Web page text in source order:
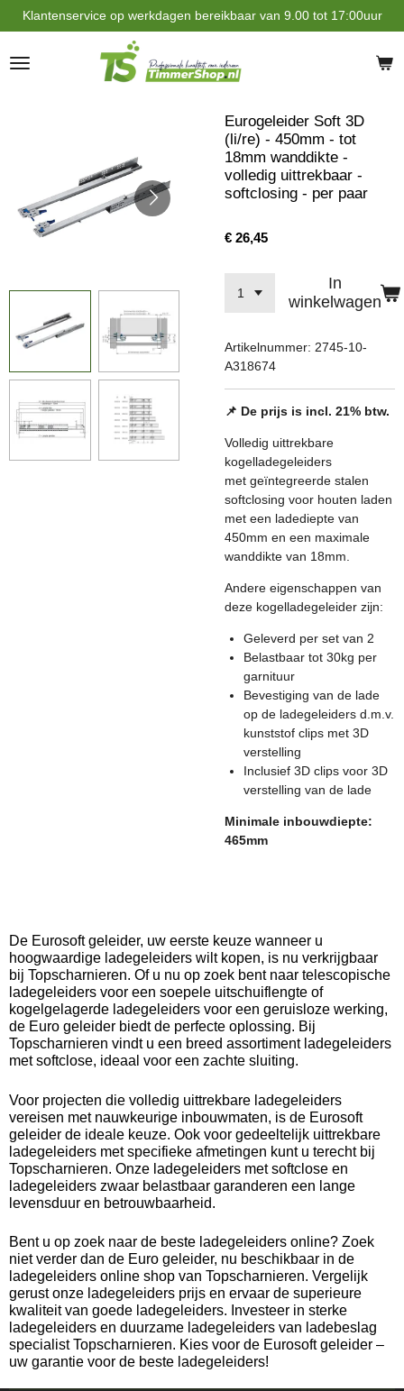
Ga
direct
naar
de
Klantenservice op werkdagen bereikbaar van 9.00 tot 17:00uur
Eurogeleider Soft 3D
(li/re) - 450mm - tot
18mm wanddikte -
volledig uittrekbaar -
softclosing - per paar
€ 26,45
In
winkelwagen
Artikelnummer: 2745-10-
A318674
📌 De prijs is incl. 21% btw.
Volledig uittrekbare
kogelladegeleiders
met geïntegreerde stalen
softclosing voor houten laden
met een ladediepte van
450mm en een maximale
wanddikte van 18mm.
Andere eigenschappen van
deze kogelladegeleider zijn:
Geleverd per set van 2
Belastbaar tot 30kg per
garnituur
Bevestiging van de lade
op de ladegeleiders d.m.v.
kunststof clips met 3D
verstelling
Inclusief 3D clips voor 3D
verstelling van de lade
Minimale inbouwdiepte:
465mm
De Eurosoft geleider, uw eerste keuze wanneer u
hoogwaardige ladegeleiders wilt kopen, is nu verkrijgbaar
bij Topscharnieren. Of u nu op zoek bent naar telescopische
ladegeleiders voor een soepele uitschuiflengte of
kogelgelagerde ladegeleiders voor een geruisloze werking,
de Euro geleider biedt de perfecte oplossing. Bij
Topscharnieren vindt u een breed assortiment ladegeleiders
met softclose, ideaal voor een zachte sluiting.
Voor projecten die volledig uittrekbare ladegeleiders
vereisen met nauwkeurige inbouwmaten, is de Eurosoft
geleider de ideale keuze. Ook voor gedeeltelijk uittrekbare
ladegeleiders met specifieke afmetingen kunt u terecht bij
Topscharnieren. Onze ladegeleiders met softclose en
ladegeleiders zwaar belastbaar garanderen een lange
levensduur en betrouwbaarheid.
Bent u op zoek naar de beste ladegeleiders online? Zoek
niet verder dan de Euro geleider, nu beschikbaar in de
ladegeleiders online shop van Topscharnieren. Vergelijk
gerust onze ladegeleiders prijs en ervaar de superieure
kwaliteit van goede ladegeleiders. Investeer in sterke
ladegeleiders en duurzame ladegeleiders van ladebeslag
specialist Topscharnieren. Kies voor de Eurosoft geleider –
uw garantie voor de beste ladegeleiders!